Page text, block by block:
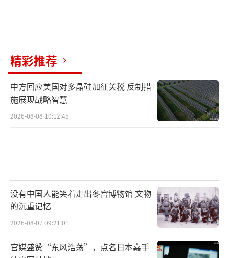
精彩推荐
中方回应美国对多晶硅加征关税 反制措
施展现战略智慧
2026-08-08 10:12:45
没有中国人能笑着走出冬宫博物馆 文物
的沉重记忆
2026-08-07 09:21:01
官媒盛赞“东风浩荡”，点名日本嘉手